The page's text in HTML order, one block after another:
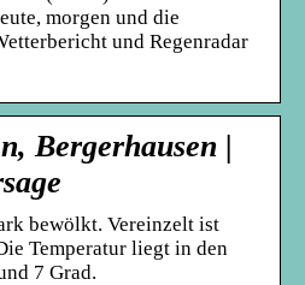
morgen und die
und Regenradar
Bergerhausen |
bewölkt. Vereinzelt ist
Temperatur liegt in den
7 Grad.